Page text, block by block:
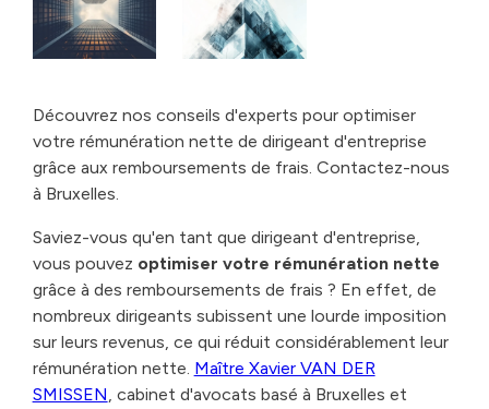
Découvrez nos conseils d'experts pour optimiser
votre rémunération nette de dirigeant d'entreprise
grâce aux remboursements de frais. Contactez-nous
à Bruxelles.
Saviez-vous qu'en tant que dirigeant d'entreprise,
vous pouvez optimiser votre rémunération nette
grâce à des remboursements de frais ? En effet, de
nombreux dirigeants subissent une lourde imposition
sur leurs revenus, ce qui réduit considérablement leur
rémunération nette. Maître Xavier VAN DER
SMISSEN, cabinet d'avocats basé à Bruxelles et